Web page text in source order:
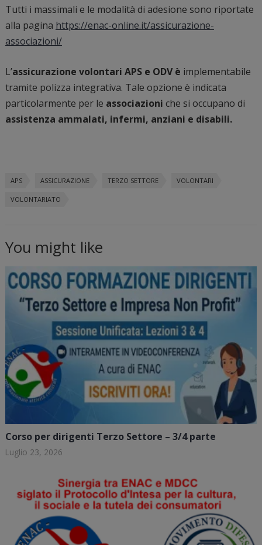
Tutti i massimali e le modalità di adesione sono riportate
alla pagina https://enac-online.it/assicurazione-
associazioni/
L’assicurazione volontari APS e ODV è implementabile
tramite polizza integrativa. Tale opzione è indicata
particolarmente per le associazioni che si occupano di
assistenza ammalati, infermi, anziani e disabili.
APS ASSICURAZIONE TERZO SETTORE VOLONTARI
VOLONTARIATO
You might like
Corso per dirigenti Terzo Settore – 3/4 parte
Luglio 23, 2026